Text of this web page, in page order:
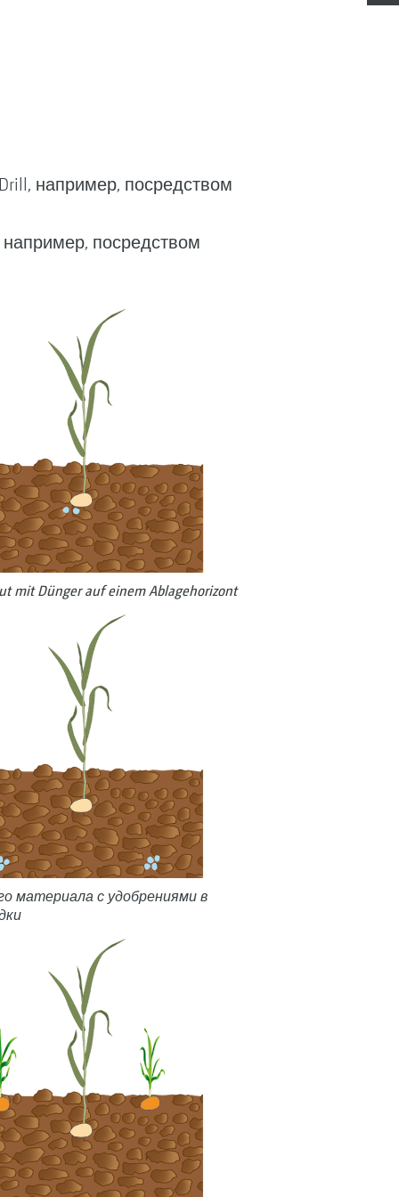
например, посредством
посредством
mit Dünger auf einem Ablage­horizont
материала с удобрениями в